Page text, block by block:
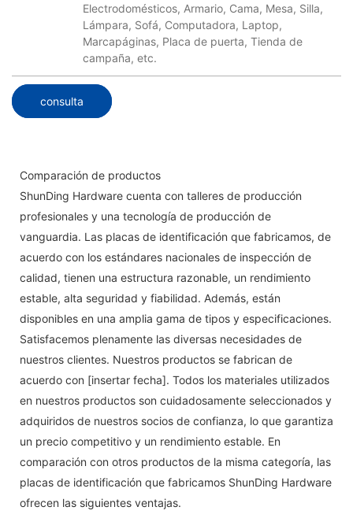
Electrodomésticos, Armario, Cama, Mesa, Silla,
Lámpara, Sofá, Computadora, Laptop,
Marcapáginas, Placa de puerta, Tienda de
campaña, etc.
consulta
Comparación de productos
ShunDing Hardware cuenta con talleres de producción
profesionales y una tecnología de producción de
vanguardia. Las placas de identificación que fabricamos, de
acuerdo con los estándares nacionales de inspección de
calidad, tienen una estructura razonable, un rendimiento
estable, alta seguridad y fiabilidad. Además, están
disponibles en una amplia gama de tipos y especificaciones.
Satisfacemos plenamente las diversas necesidades de
nuestros clientes. Nuestros productos se fabrican de
acuerdo con [insertar fecha]. Todos los materiales utilizados
en nuestros productos son cuidadosamente seleccionados y
adquiridos de nuestros socios de confianza, lo que garantiza
un precio competitivo y un rendimiento estable. En
comparación con otros productos de la misma categoría, las
placas de identificación que fabricamos ShunDing Hardware
ofrecen las siguientes ventajas.